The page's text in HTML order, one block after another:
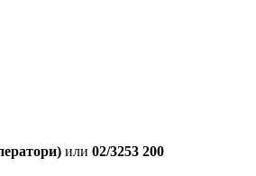
или 02/3253 200